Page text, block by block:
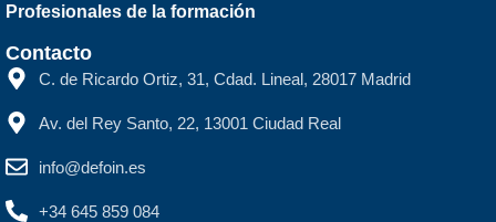
Profesionales de la formación
Contacto
C. de Ricardo Ortiz, 31, Cdad. Lineal, 28017 Madrid
Av. del Rey Santo, 22, 13001 Ciudad Real
info@defoin.es
+34 645 859 084